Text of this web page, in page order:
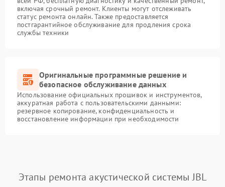
включая срочный ремонт. Клиенты могут отслеживать
статус ремонта онлайн. Также предоставляется
постгарантийное обслуживание для продления срока
службы техники
Оригинальные программные решение и
безопасное обслуживание данных
Использование официальных прошивок и инструментов,
аккуратная работа с пользовательскими данными:
резервное копирование, конфиденциальность и
восстановление информации при необходимости
Этапы ремонта акустической системы JBL